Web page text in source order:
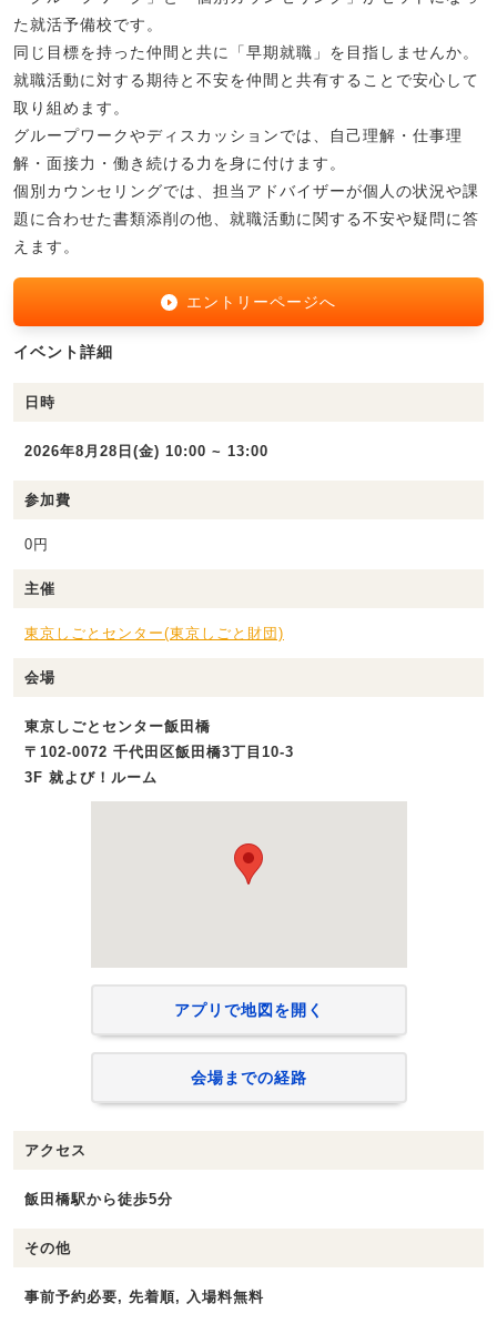
た就活予備校です。
同じ目標を持った仲間と共に「早期就職」を目指しませんか。
就職活動に対する期待と不安を仲間と共有することで安心して
取り組めます。
グループワークやディスカッションでは、自己理解・仕事理
解・面接力・働き続ける力を身に付けます。
個別カウンセリングでは、担当アドバイザーが個人の状況や課
題に合わせた書類添削の他、就職活動に関する不安や疑問に答
えます。
エントリーページへ
イベント詳細
日時
2026年8月28日(金) 10:00 ~ 13:00
参加費
0円
主催
東京しごとセンター(東京しごと財団)
会場
東京しごとセンター飯田橋
〒102-0072 千代田区飯田橋3丁目10-3
3F 就よび！ルーム
アプリで地図を開く
会場までの経路
アクセス
飯田橋駅から徒歩5分
その他
事前予約必要, 先着順, 入場料無料